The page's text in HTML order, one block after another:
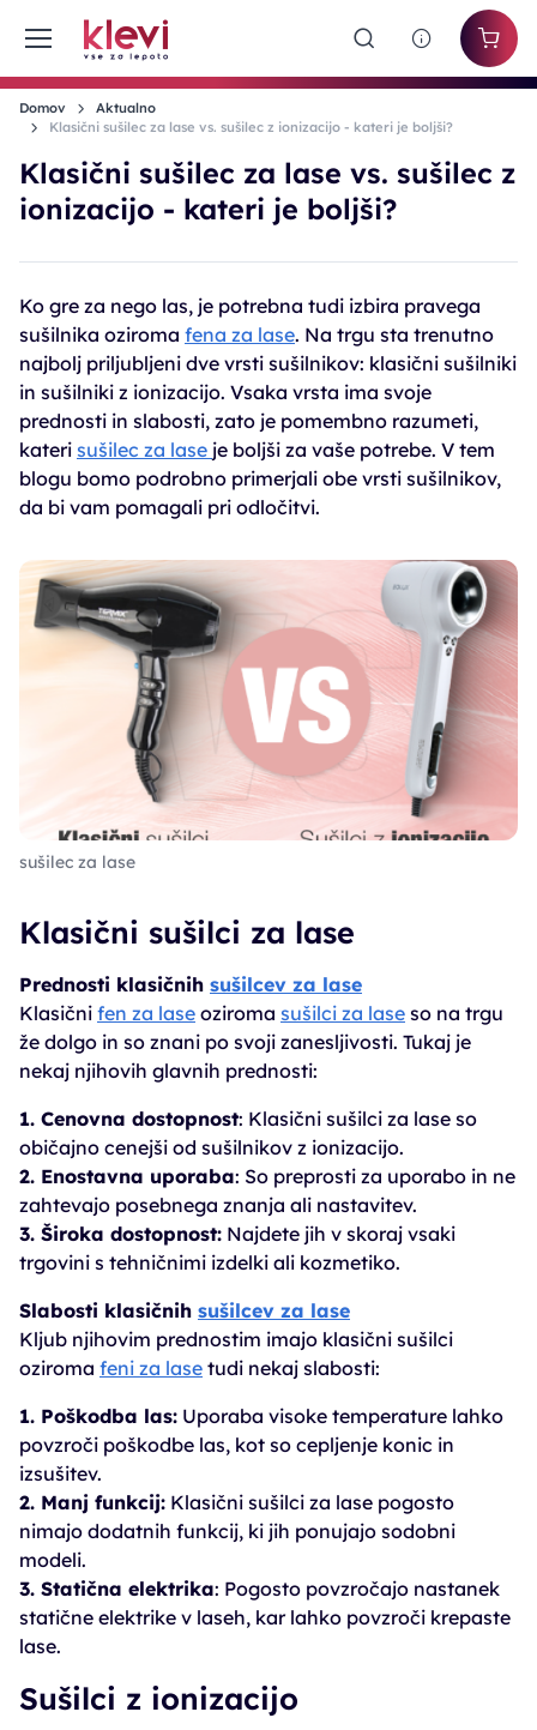
Domov
Aktualno
Klasični sušilec za lase vs. sušilec z ionizacijo - kateri je boljši?
Klasični sušilec za lase vs. sušilec z
ionizacijo - kateri je boljši?
Ko gre za nego las, je potrebna tudi izbira pravega
sušilnika oziroma fena za lase. Na trgu sta trenutno
najbolj priljubljeni dve vrsti sušilnikov: klasični sušilniki
in sušilniki z ionizacijo. Vsaka vrsta ima svoje
prednosti in slabosti, zato je pomembno razumeti,
kateri sušilec za lase je boljši za vaše potrebe. V tem
blogu bomo podrobno primerjali obe vrsti sušilnikov,
da bi vam pomagali pri odločitvi.
sušilec za lase
Klasični sušilci za lase
Prednosti klasičnih sušilcev za lase
Klasični fen za lase oziroma sušilci za lase so na trgu
že dolgo in so znani po svoji zanesljivosti. Tukaj je
nekaj njihovih glavnih prednosti:
1. Cenovna dostopnost: Klasični sušilci za lase so
običajno cenejši od sušilnikov z ionizacijo.
2. Enostavna uporaba: So preprosti za uporabo in ne
zahtevajo posebnega znanja ali nastavitev.
3. Široka dostopnost: Najdete jih v skoraj vsaki
trgovini s tehničnimi izdelki ali kozmetiko.
Slabosti klasičnih sušilcev za lase
Kljub njihovim prednostim imajo klasični sušilci
oziroma feni za lase tudi nekaj slabosti:
1. Poškodba las: Uporaba visoke temperature lahko
povzroči poškodbe las, kot so cepljenje konic in
izsušitev.
2. Manj funkcij: Klasični sušilci za lase pogosto
nimajo dodatnih funkcij, ki jih ponujajo sodobni
modeli.
3. Statična elektrika: Pogosto povzročajo nastanek
statične elektrike v laseh, kar lahko povzroči krepaste
lase.
Sušilci z ionizacijo